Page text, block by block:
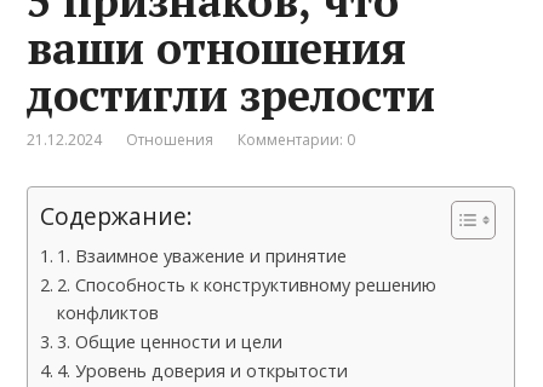
ваши отношения
достигли зрелости
21.12.2024 Отношения Комментарии: 0
Содержание:
1. Взаимное уважение и принятие
2. Способность к конструктивному решению
конфликтов
3. Общие ценности и цели
4. Уровень доверия и открытости